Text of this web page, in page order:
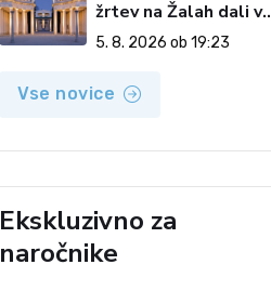
žrtev na Žalah dali v
javno razpravo
5. 8. 2026 ob 19:23
Vse novice
Ekskluzivno za
naročnike